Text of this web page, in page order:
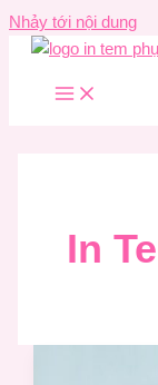
Nhảy tới nội dung
In